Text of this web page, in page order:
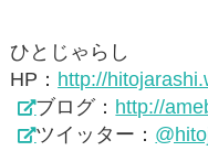
ひとじゃらし
HP： http://
ブログ： http://
ツイッター：